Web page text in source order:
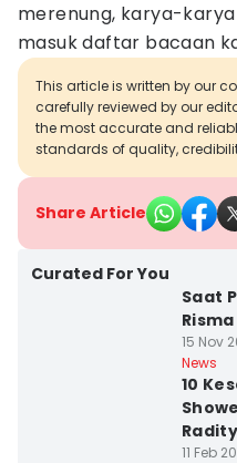
merenung, karya-
masuk daftar bacaan
This article is written by our
carefully reviewed by our
the most accurate and
standards of quality,
Share Article
Curated For You
Saat
15 Nov
News
10
11 Feb